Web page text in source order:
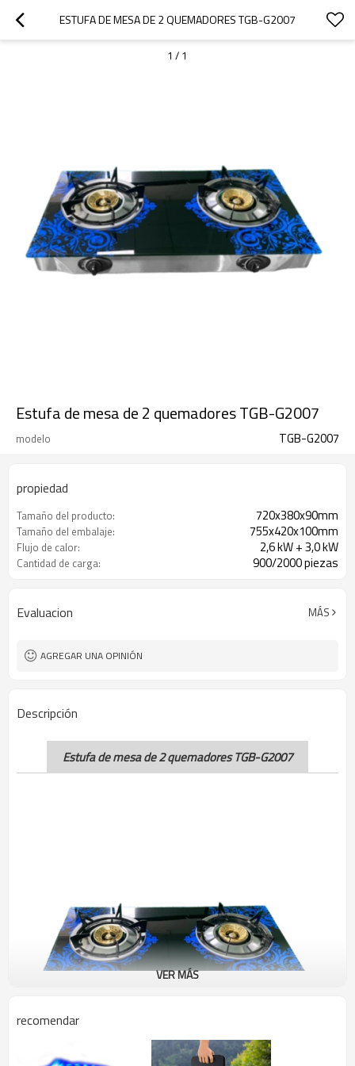
ESTUFA DE MESA DE 2 QUEMADORES TGB-G2007
1 / 1
Estufa de mesa de 2 quemadores TGB-G2007
modelo TGB-G2007
propiedad
Tamaño del producto: 720x380x90mm
Tamaño del embalaje: 755x420x100mm
Flujo de calor: 2,6 kW + 3,0 kW
Cantidad de carga: 900/2000 piezas
Evaluacion MÁS
AGREGAR UNA OPINIÓN
Descripción
Estufa de mesa de 2 quemadores TGB-G2007
VER MÁS
recomendar